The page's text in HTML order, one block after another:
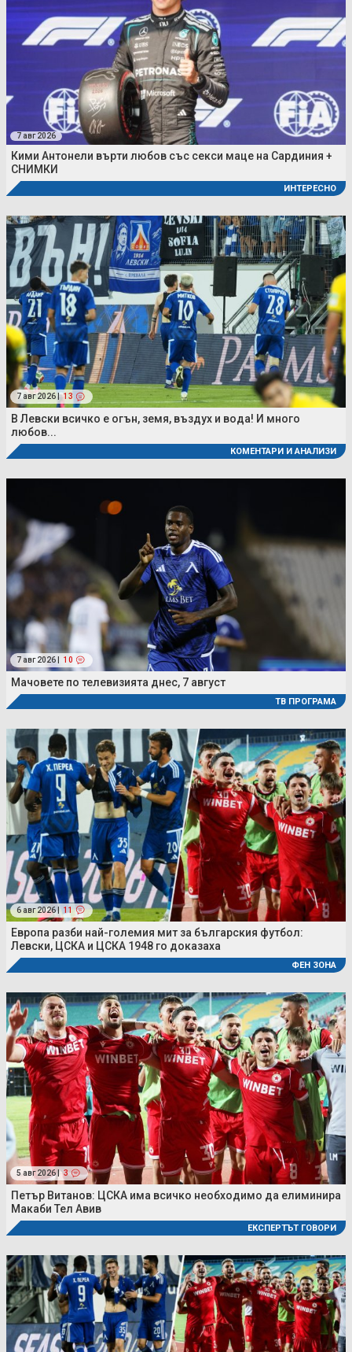
7 авг 2026
Кими Антонели върти любов със секси маце на Сардиния +
СНИМКИ
ИНТЕРЕСНО
7 авг 2026 | 13
В Левски всичко е огън, земя, въздух и вода! И много
любов...
КОМЕНТАРИ И АНАЛИЗИ
7 авг 2026 | 10
Мачовете по телевизията днес, 7 август
ТВ ПРОГРАМА
6 авг 2026 | 11
Европа разби най-големия мит за българския футбол:
Левски, ЦСКА и ЦСКА 1948 го доказаха
ФЕН ЗОНА
5 авг 2026 | 3
Петър Витанов: ЦСКА има всичко необходимо да елиминира
Макаби Тел Авив
ЕКСПЕРТЪТ ГОВОРИ